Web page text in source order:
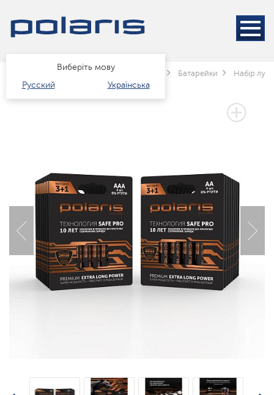
Виберіть мову
Русский
Українська
Каталог Техніка для дому Батарейки Набір